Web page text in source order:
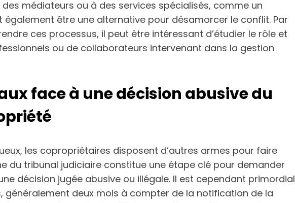
médiateurs ou à des services spécialisés, comme un
être une alternative pour désamorcer le conflit. Par
ces processus, il peut être intéressant d’étudier le rôle et
ou de collaborateurs intervenant dans la gestion
face à une décision abusive du
les copropriétaires disposent d’autres armes pour faire
du tribunal judiciaire constitue une étape clé pour demander
décision jugée abusive ou illégale. Il est cependant primordial
généralement deux mois à compter de la notification de la